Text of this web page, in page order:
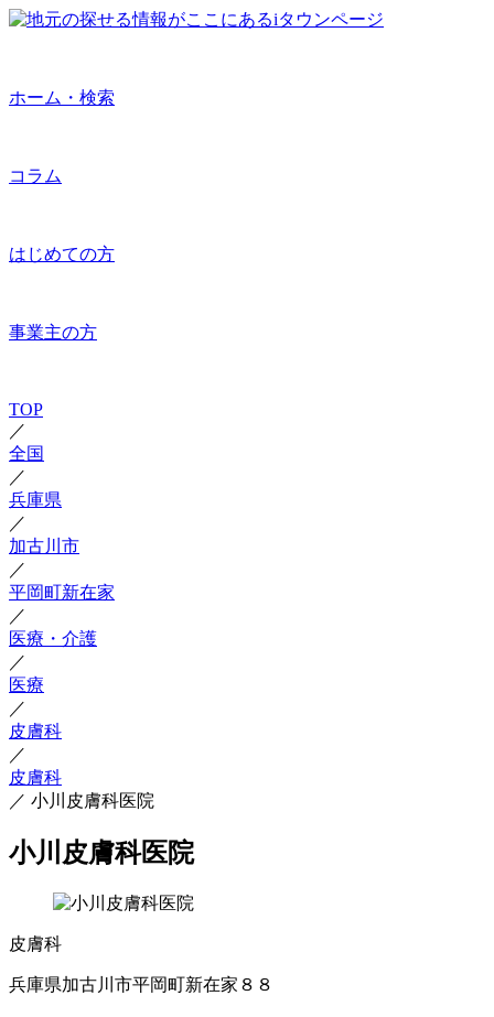
ホーム・検索
コラム
はじめての方
事業主の方
TOP
／
全国
／
兵庫県
／
加古川市
／
平岡町新在家
／
医療・介護
／
医療
／
皮膚科
／
皮膚科
／ 小川皮膚科医院
小川皮膚科医院
皮膚科
兵庫県加古川市平岡町新在家８８